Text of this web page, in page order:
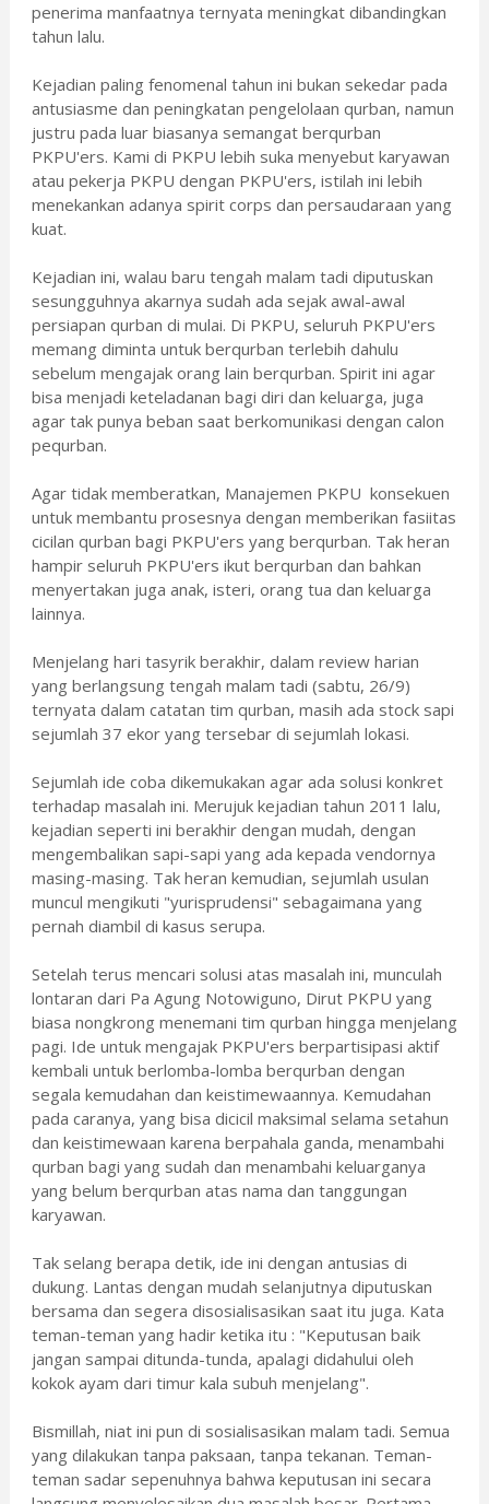
penerima manfaatnya ternyata meningkat dibandingkan
tahun lalu.
Kejadian paling fenomenal tahun ini bukan sekedar pada
antusiasme dan peningkatan pengelolaan qurban, namun
justru pada luar biasanya semangat berqurban
PKPU'ers. Kami di PKPU lebih suka menyebut karyawan
atau pekerja PKPU dengan PKPU'ers, istilah ini lebih
menekankan adanya spirit corps dan persaudaraan yang
kuat.
Kejadian ini, walau baru tengah malam tadi diputuskan
sesungguhnya akarnya sudah ada sejak awal-awal
persiapan qurban di mulai. Di PKPU, seluruh PKPU'ers
memang diminta untuk berqurban terlebih dahulu
sebelum mengajak orang lain berqurban. Spirit ini agar
bisa menjadi keteladanan bagi diri dan keluarga, juga
agar tak punya beban saat berkomunikasi dengan calon
pequrban.
Agar tidak memberatkan, Manajemen PKPU konsekuen
untuk membantu prosesnya dengan memberikan fasiitas
cicilan qurban bagi PKPU'ers yang berqurban. Tak heran
hampir seluruh PKPU'ers ikut berqurban dan bahkan
menyertakan juga anak, isteri, orang tua dan keluarga
lainnya.
Menjelang hari tasyrik berakhir, dalam review harian
yang berlangsung tengah malam tadi (sabtu, 26/9)
ternyata dalam catatan tim qurban, masih ada stock sapi
sejumlah 37 ekor yang tersebar di sejumlah lokasi.
Sejumlah ide coba dikemukakan agar ada solusi konkret
terhadap masalah ini. Merujuk kejadian tahun 2011 lalu,
kejadian seperti ini berakhir dengan mudah, dengan
mengembalikan sapi-sapi yang ada kepada vendornya
masing-masing. Tak heran kemudian, sejumlah usulan
muncul mengikuti "yurisprudensi" sebagaimana yang
pernah diambil di kasus serupa.
Setelah terus mencari solusi atas masalah ini, munculah
lontaran dari Pa Agung Notowiguno, Dirut PKPU yang
biasa nongkrong menemani tim qurban hingga menjelang
pagi. Ide untuk mengajak PKPU'ers berpartisipasi aktif
kembali untuk berlomba-lomba berqurban dengan
segala kemudahan dan keistimewaannya. Kemudahan
pada caranya, yang bisa dicicil maksimal selama setahun
dan keistimewaan karena berpahala ganda, menambahi
qurban bagi yang sudah dan menambahi keluarganya
yang belum berqurban atas nama dan tanggungan
karyawan.
Tak selang berapa detik, ide ini dengan antusias di
dukung. Lantas dengan mudah selanjutnya diputuskan
bersama dan segera disosialisasikan saat itu juga. Kata
teman-teman yang hadir ketika itu : "Keputusan baik
jangan sampai ditunda-tunda, apalagi didahului oleh
kokok ayam dari timur kala subuh menjelang".
Bismillah, niat ini pun di sosialisasikan malam tadi. Semua
yang dilakukan tanpa paksaan, tanpa tekanan. Teman-
teman sadar sepenuhnya bahwa keputusan ini secara